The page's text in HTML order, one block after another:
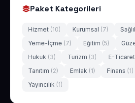
Paket Kategorileri
Hizmet (10) Kurumsal (7)
Yeme-İçme (7) Eğitim (5)
Hukuk (3) Turizm (3) E-Ticaret
Tanıtım (2) Emlak (1) Finans (1)
Yayıncılık (1)